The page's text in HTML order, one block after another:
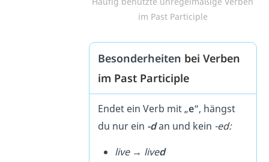
im Past Participle
Besonderheiten bei Verben
im Past Participle
Endet ein Verb mit „e“, hängst
du nur ein -dan und kein -ed:
live → lived